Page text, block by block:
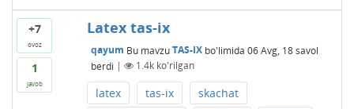
+7
ovoz
1
javob
Latex tas-ix
qayum Bu mavzuTAS-IXbo'limida 06 Avg, 18 savol
berdi | 1.4kko'rilgan
latex tas-ix
skachat